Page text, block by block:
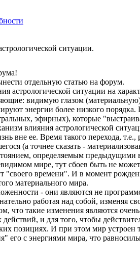
ситуации.
отдельную статью на форум.
астрологической ситуации на
видимую глазом
энергии более низкого
эфирных), которые
влияния астрологической
вне ее. Время такого перехода,
(а точнее сказать -
определяемым
мире, тут сбоев быть не
"своего времени". И в момент
материального мира.
- они являются не
работая над собой,
что такие изменения являются
и для того, чтобы
позициях. И при этом мир устроен
его с энергиями мира, что